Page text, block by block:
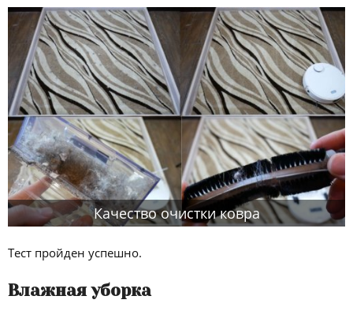
Качество очистки ковра
Тест пройден успешно.
Влажная уборка